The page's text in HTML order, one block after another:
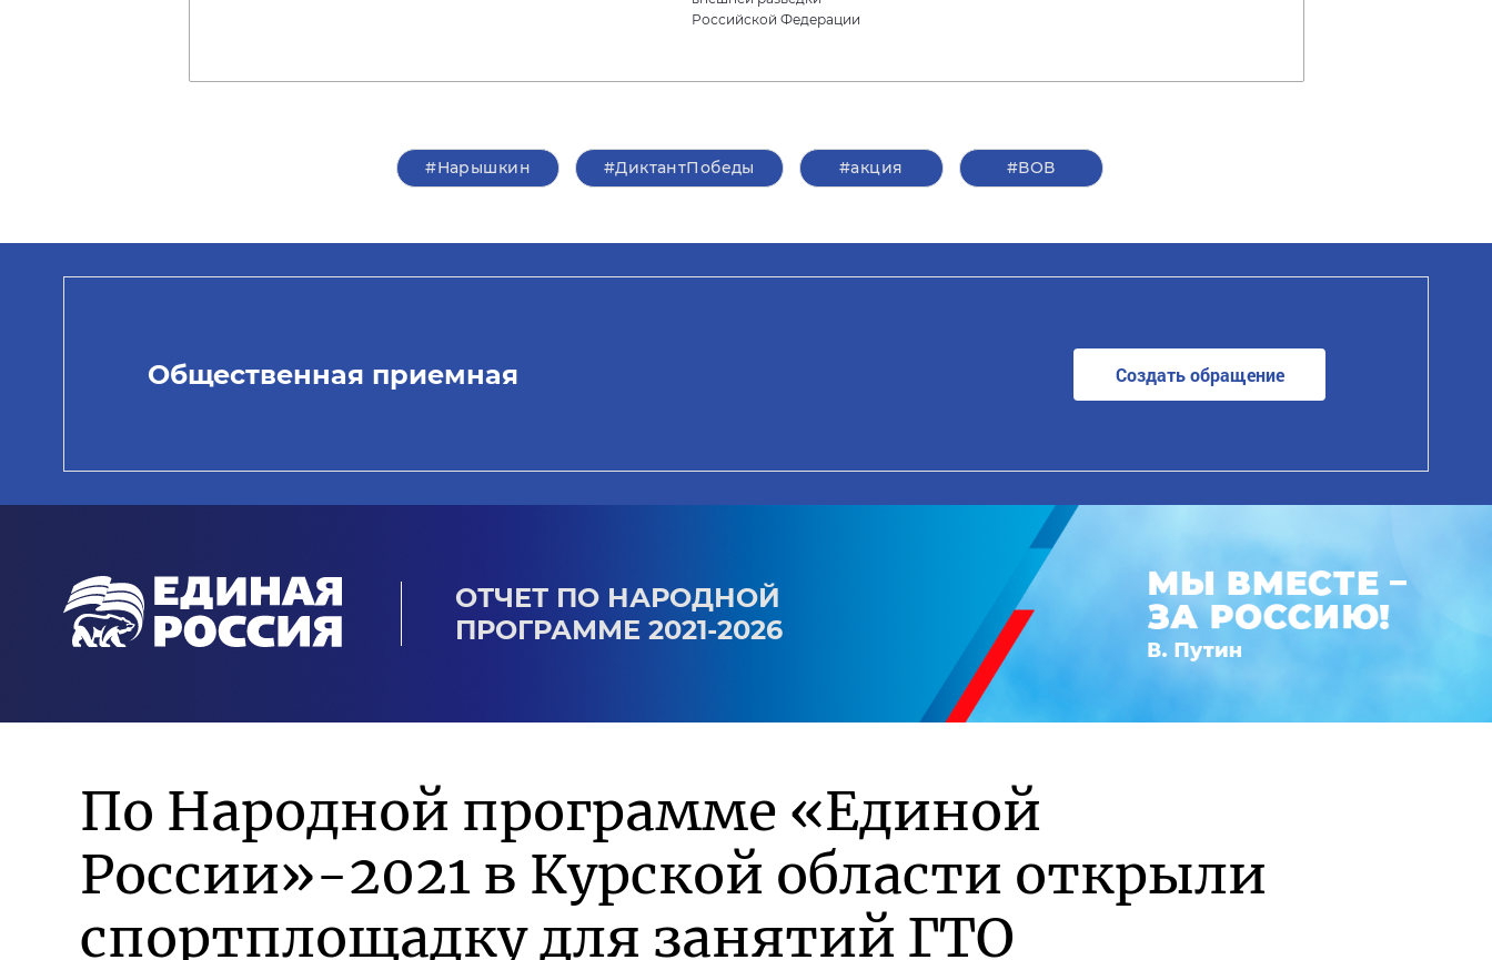
Российской Федерации
#Нарышкин #ДиктантПобеды #акция #ВОВ
Общественная приемная Создать обращение
ОТЧЕТ ПО НАРОДНОЙ
ПРОГРАММЕ 2021-2026
По Народной программе «Единой
России»-2021 в Курской области открыли
спортплощадку для занятий ГТО